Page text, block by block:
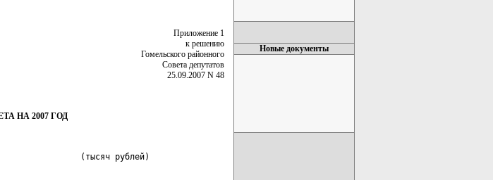
Приложение 1
к решению
Гомельского районного
Совета депутатов
25.09.2007 N 48
НА 2007 ГОД
Новые документы